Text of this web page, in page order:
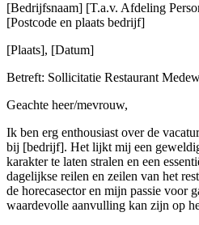
[Bedrijfsnaam] [T.a.v. Afdeling
[Postcode en plaats bedrijf]
[Plaats], [Datum]
Betreft: Sollicitatie Restaurant
Geachte heer/mevrouw,
Ik ben erg enthousiast over de
bij [bedrijf]. Het lijkt mij een
karakter te laten stralen en een
dagelijkse reilen en zeilen van het
de horecasector en mijn passie voor
waardevolle aanvulling kan zijn op